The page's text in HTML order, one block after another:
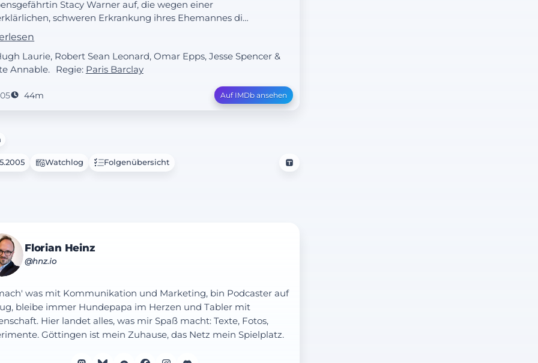
Stacy Warner auf, die wegen einer
schweren Erkrankung ihres Ehemannes die
des Diagnostikers erbittet. Während House noch
ob er den Fall übernehmen soll, verpflichtet Cuddy
in Vertretung für einen Kollegen, den Unterricht für
Klasse von Medizinstudenten zu leiten.
Laurie, Robert Sean Leonard, Omar Epps, Jesse Spencer &
Annable.
Regie: Paris Barclay
44m Auf IMDb ansehen
Watchlog Folgenübersicht
Florian Heinz
@hnz.io
was mit Kommunikation und Marketing, bin Podcaster auf
bleibe immer Hundepapa im Herzen und Tabler mit
Hier landet alles, was mir Spaß macht: Texte, Fotos,
Göttingen ist mein Zuhause, das Netz mein Spielplatz.